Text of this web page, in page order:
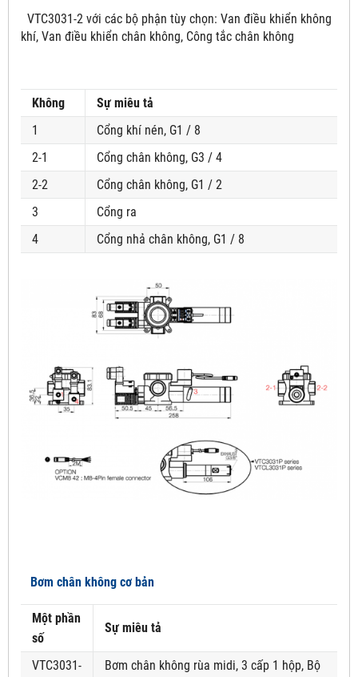
VTC3031-2 với các bộ phận tùy chọn: Van điều khiển không
khí, Van điều khiển chân không, Công tắc chân không
Không
Sự miêu tả
1
Cổng khí nén, G1 / 8
2-1
Cổng chân không, G3 / 4
2-2
Cổng chân không, G1 / 2
3
Cổng ra
4
Cổng nhả chân không, G1 / 8
Bơm chân không cơ bản
Một phần
số
Sự miêu tả
VTC3031-
Bơm chân không rùa midi, 3 cấp 1 hộp, Bộ